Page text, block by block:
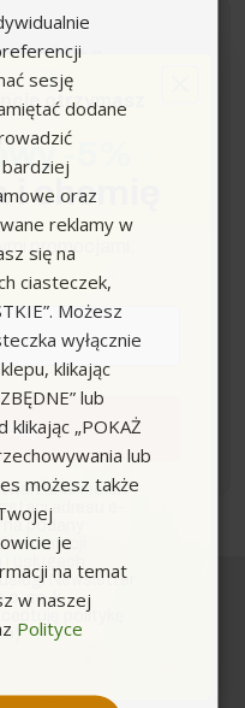
i bądź na bieżąco
politykę prywatności
sesję
dodane
oraz
reklamy w
się na
ciasteczek,
Możesz
wyłącznie
klikając
lub
„POKAŻ
lub
możesz także
je
na temat
w naszej
Polityce
otrzymasz
-5%
i chemię
promocjami.
się
moich
adresu e-
podany
informacji
usługach
Newsletter
sp. k.
politykę